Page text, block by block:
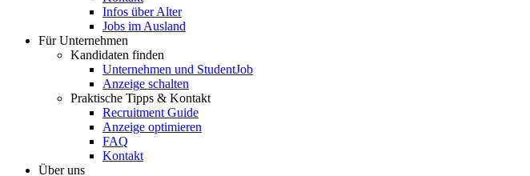
Infos über Alter
Jobs im Ausland
Für Unternehmen
Kandidaten finden
Unternehmen und StudentJob
Anzeige schalten
Praktische Tipps & Kontakt
Recruitment Guide
Anzeige optimieren
FAQ
Kontakt
Über uns